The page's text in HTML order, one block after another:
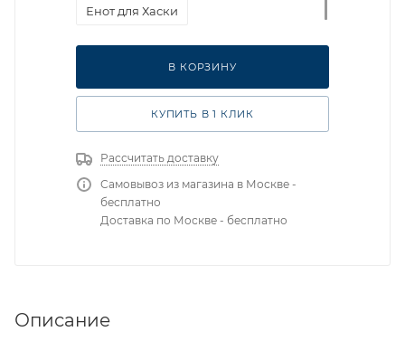
Енот для Хаски
В КОРЗИНУ
КУПИТЬ В 1 КЛИК
Рассчитать доставку
Самовывоз из магазина в Москве -
бесплатно
Доставка по Москве - бесплатно
Описание